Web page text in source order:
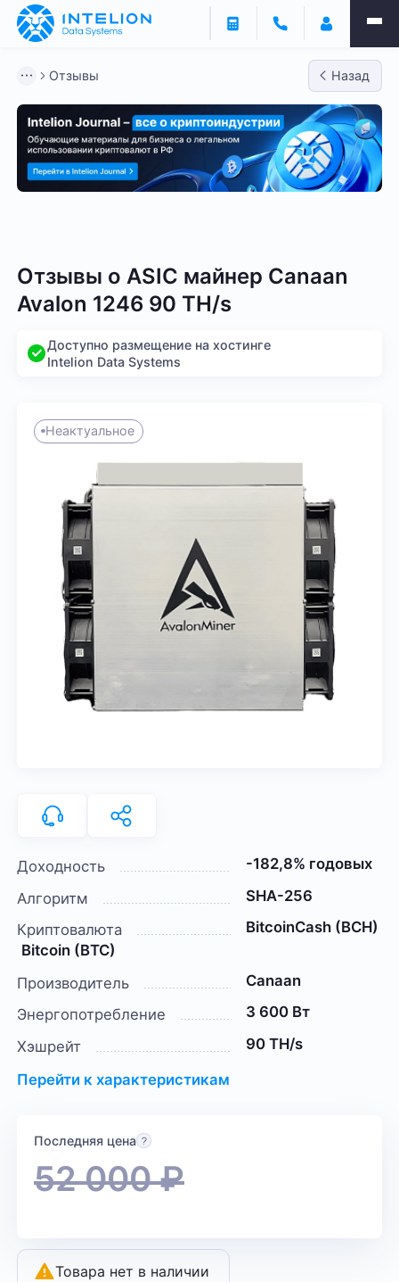
Отзывы Назад
Отзывы о ASIC майнер Canaan
Avalon 1246 90 TH/s
Доступно размещение на хостинге
Intelion Data Systems
Неактуальное
Доходность
-182,8% годовых
Алгоритм
SHA-256
Криптовалюта
BitcoinCash (BCH)
Bitcoin (BTC)
Производитель
Canaan
Энергопотребление
3 600 Вт
Хэшрейт
90 TH/s
Перейти к характеристикам
Последняя цена
52 000₽
Товара нет в наличии